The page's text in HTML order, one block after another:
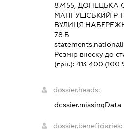
87455, ДОНЕЦЬКА
МАНГУШСЬКИЙ Р-
ВУЛИЦЯ
78 Б
Розмір внеску до
(грн.): 413 400 (100
dossier.heads:
dossier.missingData
dossier.beneficiaries: